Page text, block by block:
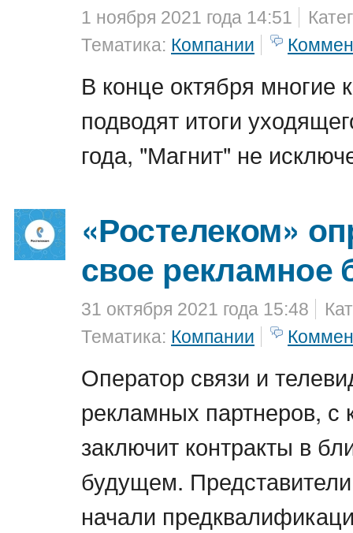
1 ноября 2021 года 14:51
Тематика: Компании
В конце октября многие
подводят итоги
года, "Магнит" не
«Ростелеком»
свое рекламное
31 октября 2021 года 15:48
Тематика: Компании
Оператор связи и
рекламных партнеров, с
заключит контракты в
будущем.
начали